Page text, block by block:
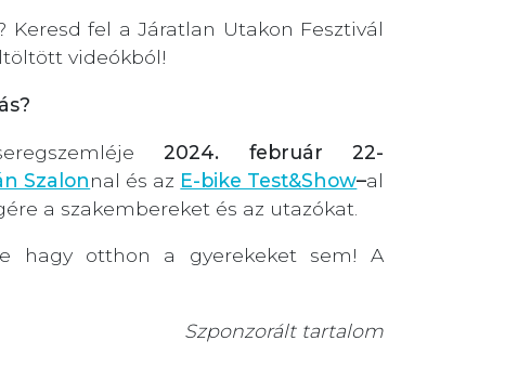
fel a Járatlan Utakon Fesztivál
videókból!
2024. február 22-
Szalonnal és az E-bike Test&Show–al
a szakembereket és az utazókat.
hagy otthon a gyerekeket sem! A
Szponzorált tartalom